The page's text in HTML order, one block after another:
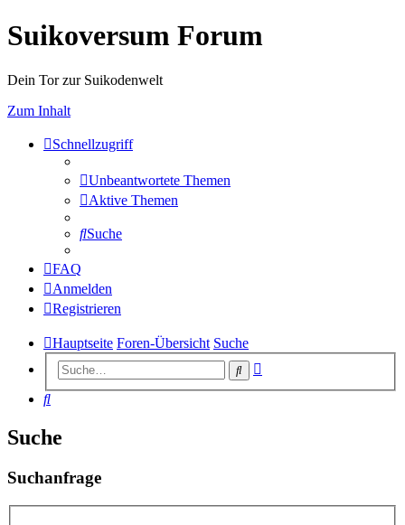
Suikoversum Forum
Dein Tor zur Suikodenwelt
Zum Inhalt
Schnellzugriff
Unbeantwortete Themen
Aktive Themen
Suche
FAQ
Anmelden
Registrieren
Hauptseite Foren-Übersicht Suche
Suche
Suche
Suche
Suchanfrage